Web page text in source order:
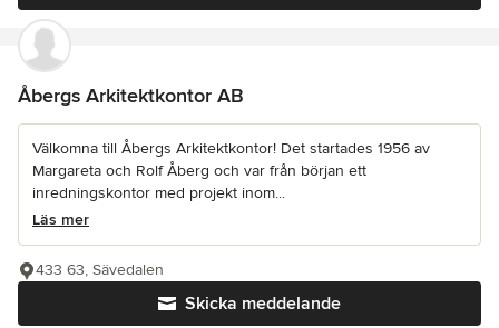
Åbergs Arkitektkontor AB
Välkomna till Åbergs Arkitektkontor! Det startades 1956 av
Margareta och Rolf Åberg och var från början ett
inredningskontor med projekt inom...
Läs mer
Skicka meddelande
433 63, Sävedalen